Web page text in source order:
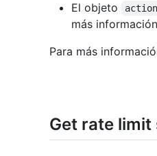
El objeto
más
Para más
Get rate